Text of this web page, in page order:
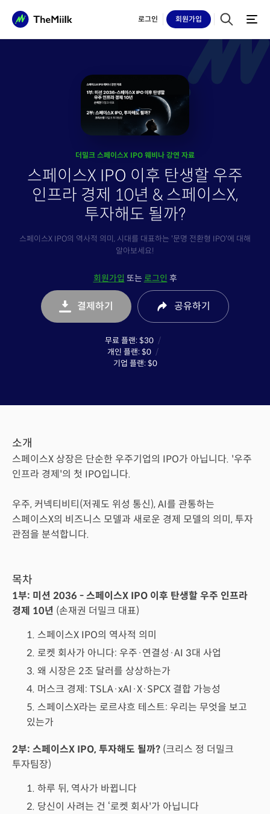
로그인 회원가입
더밀크 스페이스X IPO 웨비나 강연 자료
스페이스X IPO 이후 탄생할 우주
인프라 경제 10년 & 스페이스X,
투자해도 될까?
스페이스X IPO의 역사적 의미, 시대를 대표하는 '문명 전환형 IPO'에 대해
알아보세요!
회원가입 또는 로그인 후
결제하기 공유하기
무료 플랜:$30
개인 플랜:$0
기업 플랜:$0
소개
스페이스X 상장은 단순한 우주기업의 IPO가 아닙니다. '우주
인프라 경제'의 첫 IPO입니다.
우주, 커넥티비티(저궤도 위성 통신), AI를 관통하는
스페이스X의 비즈니스 모델과 새로운 경제 모델의 의미, 투자
관점을 분석합니다.
목차
1부: 미션 2036 - 스페이스X IPO 이후 탄생할 우주 인프라
경제 10년 (손재권 더밀크 대표)
1. 스페이스X IPO의 역사적 의미
2. 로켓 회사가 아니다: 우주·연결성·AI 3대 사업
3. 왜 시장은 2조 달러를 상상하는가
4. 머스크 경제: TSLA·xAI·X·SPCX 결합 가능성
5. 스페이스X라는 로르샤흐 테스트: 우리는 무엇을 보고
있는가
2부: 스페이스X IPO, 투자해도 될까? (크리스 정 더밀크
투자팀장)
1. 하루 뒤, 역사가 바뀝니다
2. 당신이 사려는 건 ‘로켓 회사'가 아닙니다